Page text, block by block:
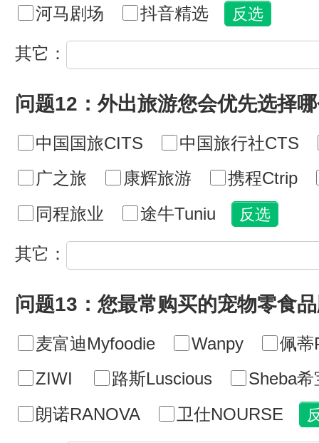
河马剧场
抖音精选
其它：
问题12：外出旅游您会优先选择
中国国旅CITS
中国旅行社CTS
广之旅
康辉旅游
携程Ctrip
同程旅业
途牛Tuniu
其它：
问题13：您最常购买的宠物零食
麦富迪Myfoodie Wanpy
佩蒂
ZIWI
路斯Luscious
Sheba希
朗诺RANOVA
卫仕NOURSE